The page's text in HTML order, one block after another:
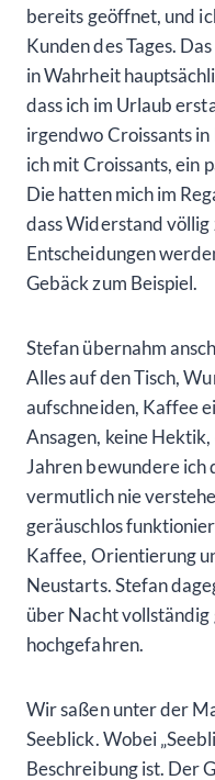
bereits geöffnet, und
Kunden des Tages.
in Wahrheit
dass ich im Urlaub
irgendwo Croissants
ich mit Croissants, ein
Die hatten mich im
dass Widerstand
Entscheidungen
Gebäck zum Beispiel.
Stefan übernahm
Alles auf den Tisch,
aufschneiden, Kaffee
Ansagen, keine
Jahren bewundere ich
vermutlich nie
geräuschlos
Kaffee, Orientierung
Neustarts. Stefan
über Nacht
hochgefahren.
Wir saßen unter der
Seeblick. Wobei
Beschreibung ist. Der